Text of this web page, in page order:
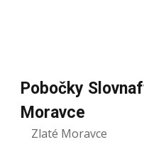
Pobočky
Moravce
Zlaté Moravce